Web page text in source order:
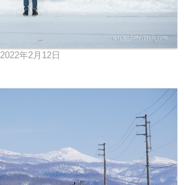
2022年2月12日